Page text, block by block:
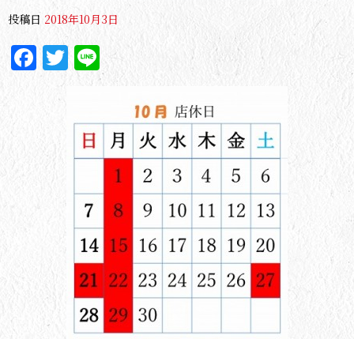
投稿日 2018年10月3日
Facebook
Twitter
Line